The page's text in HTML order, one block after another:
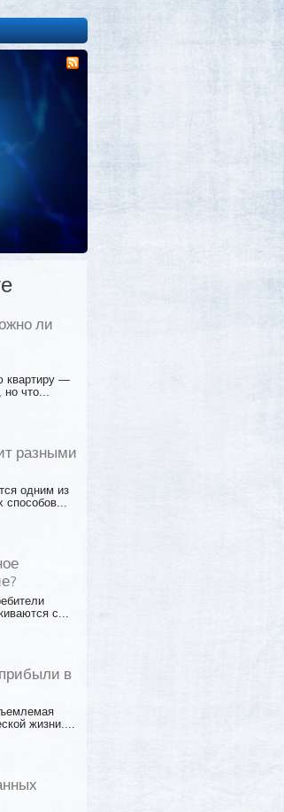
ли
квартиру —
но что...
разными
одним из
способов...
с...
в
жизни....